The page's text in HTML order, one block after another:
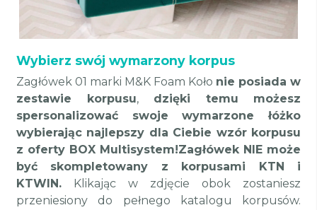
Wybierz swój wymarzony korpus
Zagłówek 01 marki M&K Foam Koło nie posiada w
zestawie korpusu, dzięki temu
możesz
spersonalizować swoje wymarzone łóżko
wybierając najlepszy dla Ciebie wzór korpusu
z oferty BOX Multisystem!Zagłówek NIE może
być skompletowany z korpusami KTN i
KTWIN. Klikając w zdjęcie obok zostaniesz
przeniesiony do pełnego katalogu korpusów.